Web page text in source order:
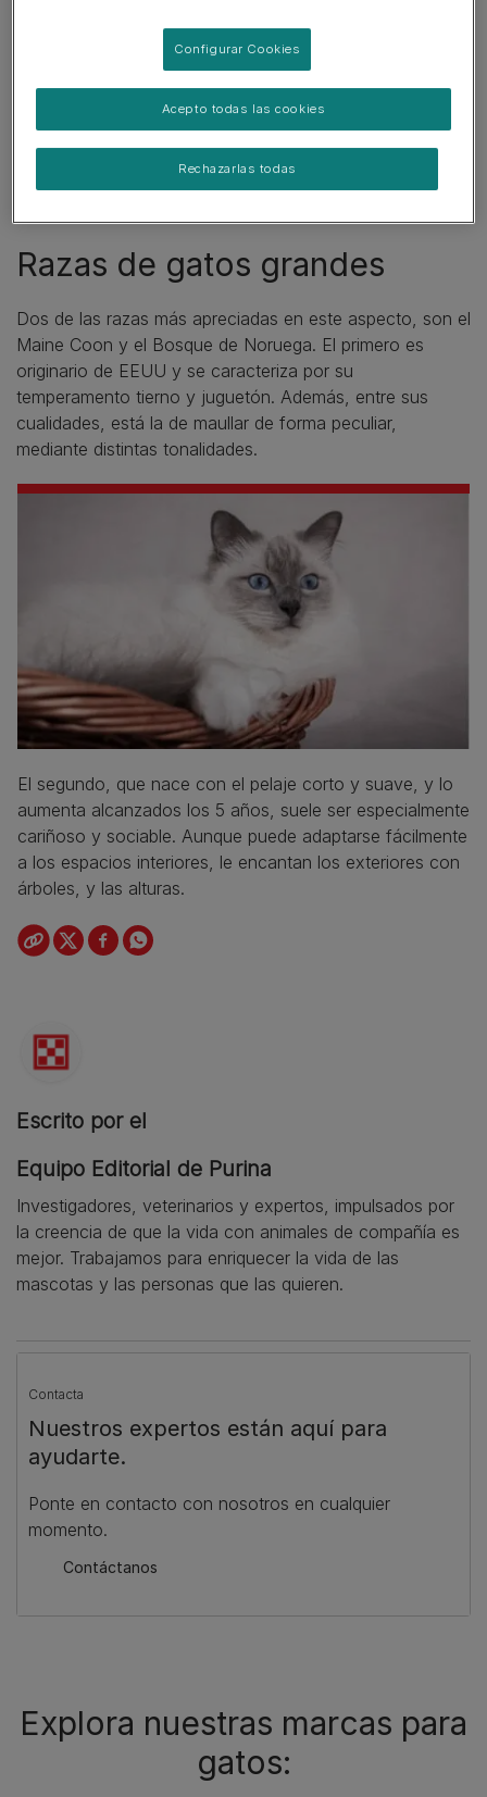
Al contrario de lo que podría parecer, las razas de gatos
de tamaño grande suelen ser excelentes compañeros de
piso por su temperamento tranquilo y afable. Además,
su elegancia y belleza, los convierte en ejemplares
Razas de gatos grandes
Dos de las razas más apreciadas en este aspecto, son el
Maine Coon y el Bosque de Noruega. El primero es
originario de EEUU y se caracteriza por su
temperamento tierno y juguetón. Además, entre sus
cualidades, está la de maullar de forma peculiar,
mediante distintas tonalidades.
El segundo, que nace con el pelaje corto y suave, y lo
aumenta alcanzados los 5 años, suele ser especialmente
cariñoso y sociable. Aunque puede adaptarse fácilmente
a los espacios interiores, le encantan los exteriores con
árboles, y las alturas.
Escrito por el
Equipo Editorial de Purina
Investigadores, veterinarios y expertos, impulsados por
la creencia de que la vida con animales de compañía es
mejor. Trabajamos para enriquecer la vida de las
mascotas y las personas que las quieren.
Contacta
Nuestros expertos están aquí para
ayudarte.
Ponte en contacto con nosotros en cualquier
momento.
Contáctanos
Explora nuestras marcas para
gatos:
Configurar Cookies
Rechazarlas todas
Acepto todas las cookies